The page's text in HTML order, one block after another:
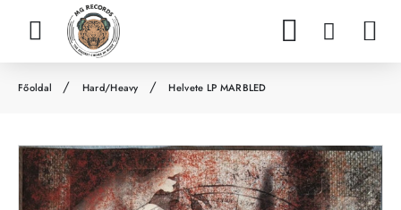
m
e
Hard/Heavy Helvete LP MARBLED